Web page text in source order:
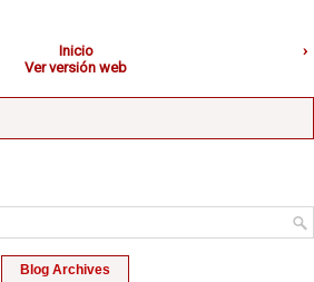
›
Inicio
Ver versión web
Blog Archives